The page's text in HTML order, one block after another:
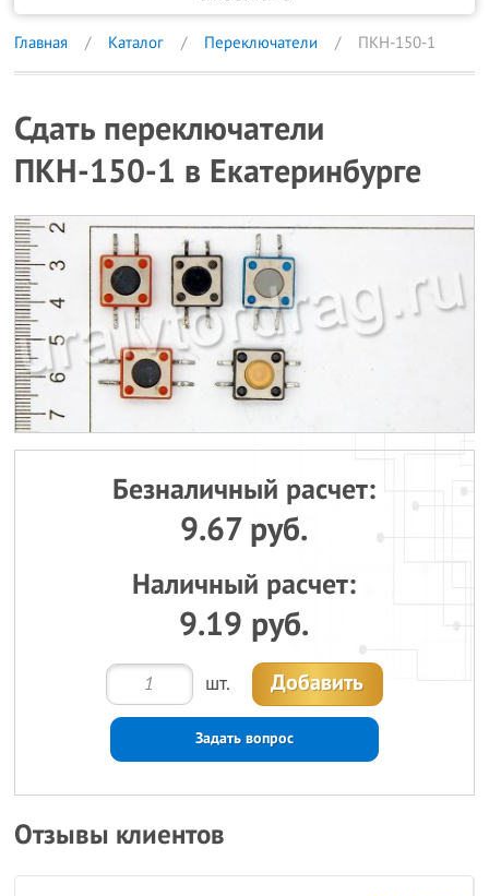
Главная Каталог Переключатели ПКН-150-1
Сдать переключатели
ПКН-150-1 в Екатеринбурге
Безналичный расчет:
9.67 руб.
Наличный расчет:
9.19 руб.
шт. Добавить
Задать вопрос
Отзывы клиентов